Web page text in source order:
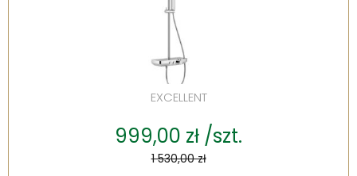
EXCELLENT
999,00 zł /szt.
1 530,00 zł